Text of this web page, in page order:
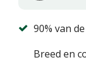
90% van
Breed en